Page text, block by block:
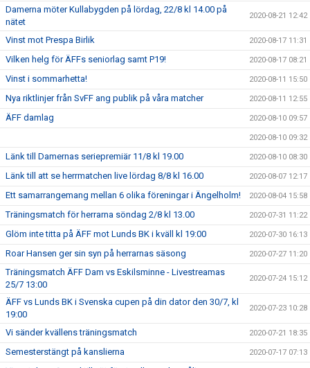
Damerna möter Kullabygden på lördag, 22/8 kl 14.00 på
nätet
2020-08-21 12:42
Vinst mot Prespa Birlik 2020-08-17 11:31
Vilken helg för ÄFFs seniorlag samt P19! 2020-08-17 08:21
Vinst i sommarhetta! 2020-08-11 15:50
Nya riktlinjer från SvFF ang publik på våra matcher 2020-08-11 12:55
ÄFF damlag 2020-08-10 09:57
2020-08-10 09:32
Länk till Damernas seriepremiär 11/8 kl 19.00 2020-08-10 08:30
Länk till att se herrmatchen live lördag 8/8 kl 16.00 2020-08-07 12:17
Ett samarrangemang mellan 6 olika föreningar i Ängelholm! 2020-08-04 15:58
Träningsmatch för herrarna söndag 2/8 kl 13.00 2020-07-31 11:22
Glöm inte titta på ÄFF mot Lunds BK i kväll kl 19:00 2020-07-30 16:13
Roar Hansen ger sin syn på herrarnas säsong 2020-07-27 11:20
Träningsmatch ÄFF Dam vs Eskilsminne - Livestreamas
25/7 13:00
2020-07-24 15:12
ÄFF vs Lunds BK i Svenska cupen på din dator den 30/7, kl
19:00
2020-07-23 10:28
Vi sänder kvällens träningsmatch 2020-07-21 18:35
Semesterstängt på kanslierna 2020-07-17 07:13